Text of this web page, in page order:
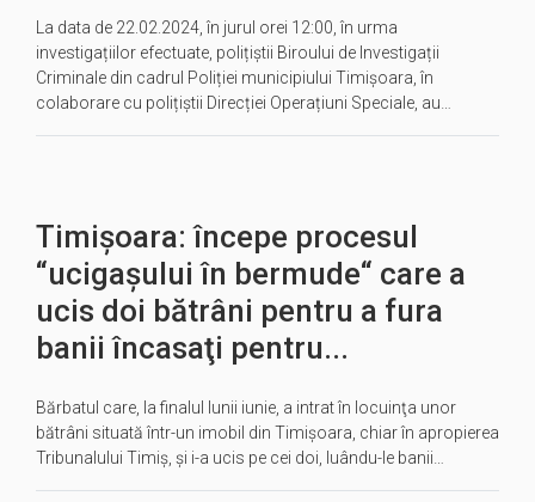
La data de 22.02.2024, în jurul orei 12:00, în urma
investigațiilor efectuate, polițiștii Biroului de Investigații
Criminale din cadrul Poliției municipiului Timișoara, în
colaborare cu polițiștii Direcției Operațiuni Speciale, au…
Timişoara: începe procesul
“ucigașului în bermude“ care a
ucis doi bătrâni pentru a fura
banii încasaţi pentru...
Bărbatul care, la finalul lunii iunie, a intrat în locuinţa unor
bătrâni situată într-un imobil din Timişoara, chiar în apropierea
Tribunalului Timiş, şi i-a ucis pe cei doi, luându-le banii…